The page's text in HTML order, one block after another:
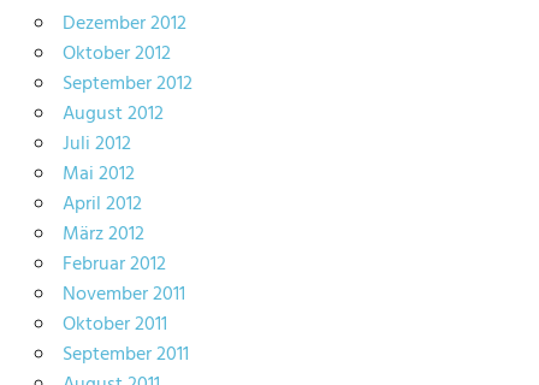
Dezember 2012
Oktober 2012
September 2012
August 2012
Juli 2012
Mai 2012
April 2012
März 2012
Februar 2012
November 2011
Oktober 2011
September 2011